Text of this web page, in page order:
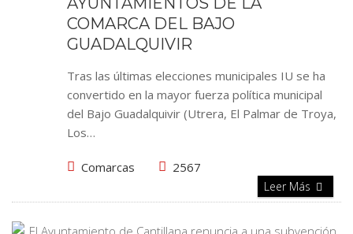
COMARCA DEL BAJO
GUADALQUIVIR
Tras las últimas elecciones municipales IU se ha
convertido en la mayor fuerza política municipal
del Bajo Guadalquivir (Utrera, El Palmar de Troya,
Los…
Comarcas 2567
Leer Más